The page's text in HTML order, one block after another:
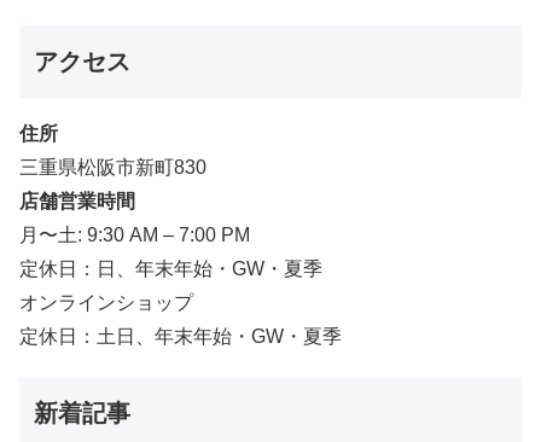
アクセス
住所
三重県松阪市新町830
店舗営業時間
月〜土: 9:30 AM – 7:00 PM
定休日：日、年末年始・GW・夏季
オンラインショップ
定休日：土日、年末年始・GW・夏季
新着記事